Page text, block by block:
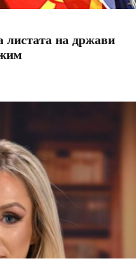
листата на држави